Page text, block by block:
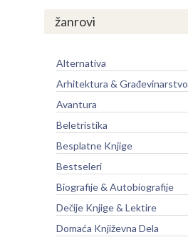
žanrovi
Alternativa
Arhitektura & Građevinarstvo
Avantura
Beletristika
Besplatne Knjige
Bestseleri
Biografije & Autobiografije
Dečije Knjige & Lektire
Domaća Književna Dela